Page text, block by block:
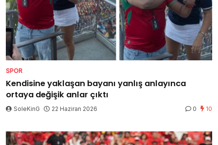
SPOR
Kendisine yaklaşan bayanı yanlış anlayınca
ortaya değişik anlar çıktı
SoleKinG 22 Haziran 2026 0 10